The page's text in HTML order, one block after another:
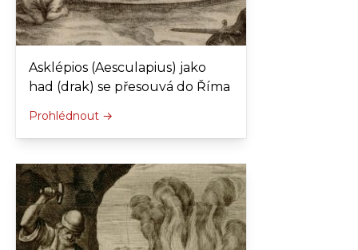
Asklépios (Aesculapius) jako
had (drak) se přesouvá do Říma
Prohlédnout →